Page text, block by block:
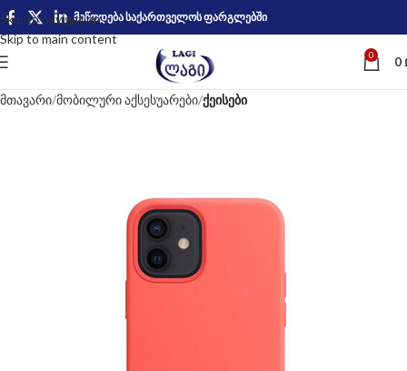
Skip to navigation
Skip to main content
მიწოდება საქართველოს ფარგლებში
0 0
მთავარი მობილური აქსესუარები ქეისები